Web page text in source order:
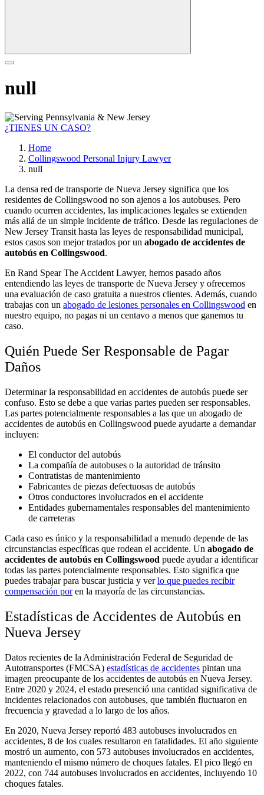
null
¿TIENES UN CASO?
Home
Collingswood Personal Injury Lawyer
null
La densa red de transporte de Nueva Jersey significa que los
residentes de Collingswood no son ajenos a los autobuses. Pero
cuando ocurren accidentes, las implicaciones legales se extienden
más allá de un simple incidente de tráfico. Desde las regulaciones de
New Jersey Transit hasta las leyes de responsabilidad municipal,
estos casos son mejor tratados por un abogado de accidentes de
autobús en Collingswood.
En Rand Spear The Accident Lawyer, hemos pasado años
entendiendo las leyes de transporte de Nueva Jersey y ofrecemos
una evaluación de caso gratuita a nuestros clientes. Además, cuando
trabajas con un abogado de lesiones personales en Collingswood en
nuestro equipo, no pagas ni un centavo a menos que ganemos tu
caso.
Quién Puede Ser Responsable de Pagar
Daños
Determinar la responsabilidad en accidentes de autobús puede ser
confuso. Esto se debe a que varias partes pueden ser responsables.
Las partes potencialmente responsables a las que un abogado de
accidentes de autobús en Collingswood puede ayudarte a demandar
incluyen:
El conductor del autobús
La compañía de autobuses o la autoridad de tránsito
Contratistas de mantenimiento
Fabricantes de piezas defectuosas de autobús
Otros conductores involucrados en el accidente
Entidades gubernamentales responsables del mantenimiento
de carreteras
Cada caso es único y la responsabilidad a menudo depende de las
circunstancias específicas que rodean el accidente. Un abogado de
accidentes de autobús en Collingswood puede ayudar a identificar
todas las partes potencialmente responsables. Esto significa que
puedes trabajar para buscar justicia y verlo que puedes recibir
compensación poren la mayoría de las circunstancias.
Estadísticas de Accidentes de Autobús en
Nueva Jersey
Datos recientes de la Administración Federal de Seguridad de
Autotransportes (FMCSA) estadísticas de accidentes pintan una
imagen preocupante de los accidentes de autobús en Nueva Jersey.
Entre 2020 y 2024, el estado presenció una cantidad significativa de
incidentes relacionados con autobuses, que también fluctuaron en
frecuencia y gravedad a lo largo de los años.
En 2020, Nueva Jersey reportó 483 autobuses involucrados en
accidentes, 8 de los cuales resultaron en fatalidades. El año siguiente
mostró un aumento, con 573 autobuses involucrados en accidentes,
manteniendo el mismo número de choques fatales. El pico llegó en
2022, con 744 autobuses involucrados en accidentes, incluyendo 10
choques fatales.